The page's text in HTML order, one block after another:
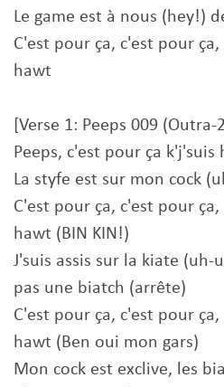
Le game est à nous (hey!)
C'est pour ça, c'est pour
hawt
[Verse 1: Peeps 009 (Outra-
Peeps, c'est pour ça
La styfe est sur mon cock
C'est pour ça, c'est pour
hawt (BIN KIN!)
J'suis assis sur la kiate
pas une biatch (arrête)
C'est pour ça, c'est pour
hawt (Ben oui mon gars)
Mon cock est exclive, les